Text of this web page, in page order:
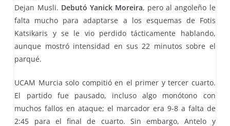
Dejan Musli. Debutó Yanick Moreira, pero al angoleño le
falta mucho para adaptarse a los esquemas de Fotis
Katsikaris y se le vio perdido tácticamente hablando,
aunque mostró intensidad en sus 22 minutos sobre el
parqué.
UCAM Murcia solo compitió en el primer y tercer cuarto.
El partido fue pausado, incluso algo monótono con
muchos fallos en ataque; el marcador era 9-8 a falta de
2:45 para el final de cuarto. Sin embargo, Antelo y